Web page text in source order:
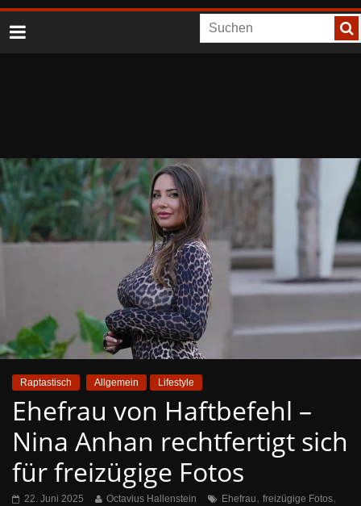
Raptastisch Allgemein Lifestyle
Ehefrau von Haftbefehl –
Nina Anhan rechtfertigt sich
für freizügige Fotos
22. Juni 2025 Octavius Hallenstein Ehefrau, freizügige Fotos,